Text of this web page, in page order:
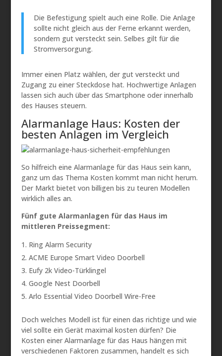
Die Befestigung spielt auch eine Rolle. Die Anlage
sollte nicht gleich aus der Ferne erkannt werden,
sondern gut versteckt sein. Selbes gilt für die
Stromversorgung.
Immer einen Platz wählen, der gut versteckt und
Zugang zu einer Steckdose hat. Hochwertige Anlagen
lassen sich auch über das Smartphone oder innerhalb
des Hauses steuern.
Alarmanlage Haus: Kosten der
besten Anlagen im Vergleich
So hilfreich eine Alarmanlage für das Haus sein kann,
ganz um das Thema Kosten kommt man nicht herum.
Der Markt bietet von billigen bis zu teuren Modellen
wirklich alles an.
Fünf gute Alarmanlagen für das Haus im
mittleren Preissegment:
Ring Alarm Security
ACME Europe Smart Video Doorbell
Eufy 2k Video-Türklingel
Google Nest Doorbell
Arlo Essential Video Doorbell Wire-Free
Doch welches Modell ist für einen das richtige und wie
viel sollte ein Gerät maximal kosten dürfen? Die
Kosten einer Alarmanlage für das Haus hängen mit
verschiedenen Faktoren zusammen, handelt es sich